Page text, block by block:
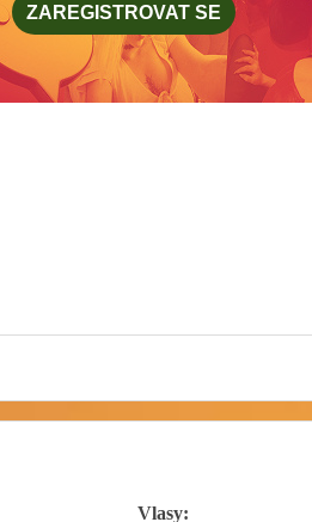
ZAREGISTROVAT SE
Vlasy: